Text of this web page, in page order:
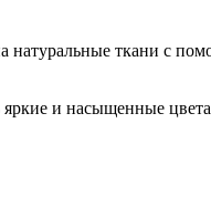
ткани с
и насыщенные